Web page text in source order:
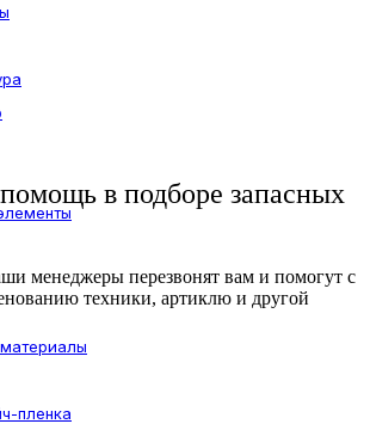
пленка
в подборе запасных
менеджеры перезвонят вам и помогут с
техники, артиклю и другой